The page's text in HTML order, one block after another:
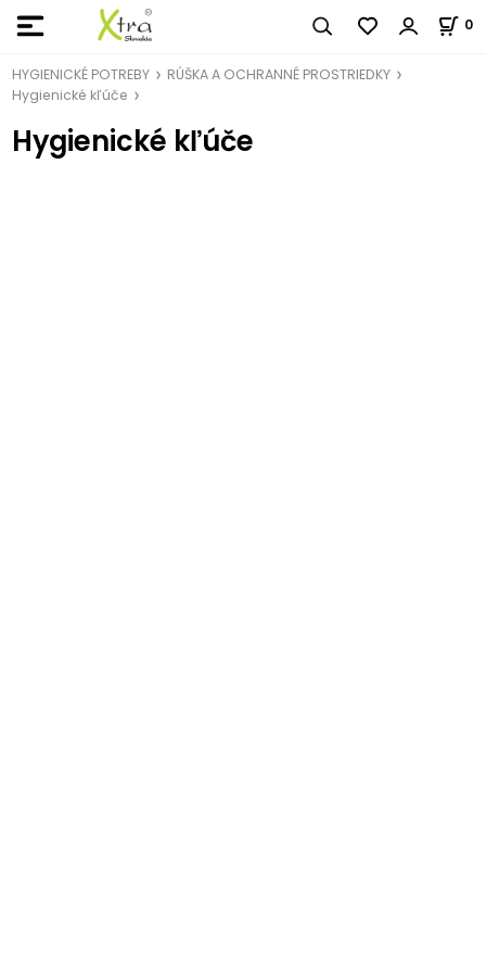
0
HYGIENICKÉ POTREBY
RÚŠKA A OCHRANNÉ PROSTRIEDKY
Hygienické kľúče
Hygienické kľúče